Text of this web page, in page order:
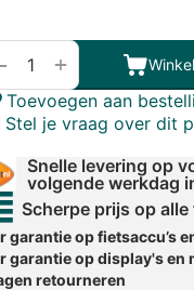
+
Toevoegen aan
Stel je vraag over dit
Snelle levering op
volgende werkdag
Scherpe prijs op alle
garantie op fietsaccu’s
garantie op display's en
retourneren